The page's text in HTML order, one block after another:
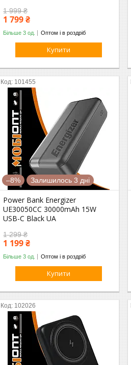
1 999 ₴
1 799 ₴
Більше 3 од. Оптом і в роздріб
Купити
101455
–8% Залишилось 3 дні
Power Bank Energizer
UE30050СC 30000mAh 15W
USB-C Black UA
1 299 ₴
1 199 ₴
Більше 3 од. Оптом і в роздріб
Купити
102026